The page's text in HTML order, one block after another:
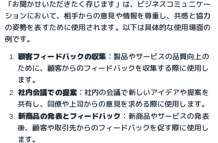
「お聞かせいただきたく存じます」は、ビジネスコミュニケー
ションにおいて、相手からの意見や情報を尊重し、共感と協力
の姿勢を表すために使用されます。以下は具体的な使用場面の
例です。
顧客フィードバックの収集 ：製品やサービスの品質向上の
ために、顧客からのフィードバックを収集する際に使用し
ます。
社内会議での提案： 社内の会議で新しいアイデアや提案を
共有し、同僚や上司からの意見を求める際に使用します。
新商品の発表とフィードバック ： 新商品やサービスの発表
後、顧客や取引先からのフィードバックを促す際に使用し
ます。